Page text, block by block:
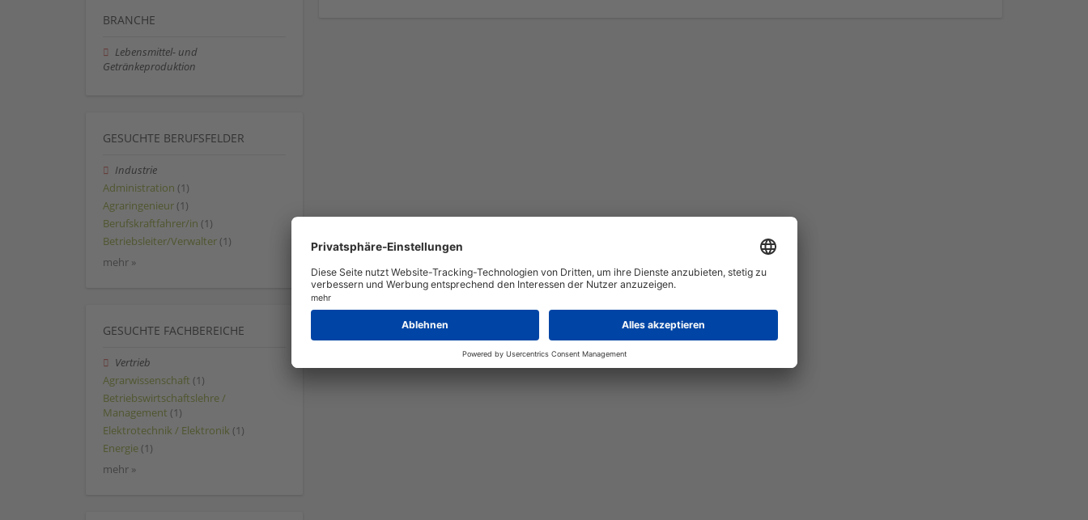
BRANCHE
Lebensmittel- und
Getränkeproduktion
GESUCHTE BERUFSFELDER
Industrie
Administration (1)
Agraringenieur (1)
Berufskraftfahrer/in (1)
Betriebsleiter/Verwalter (1)
mehr »
GESUCHTE FACHBEREICHE
Vertrieb
Agrarwissenschaft (1)
Betriebswirtschaftslehre /
Management (1)
Elektrotechnik / Elektronik (1)
Energie (1)
mehr »